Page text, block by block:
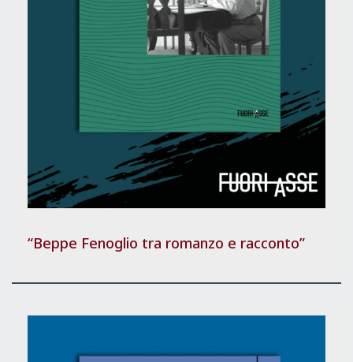
“Beppe Fenoglio tra romanzo e racconto”